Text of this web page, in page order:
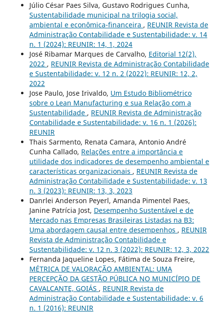
Júlio César Paes Silva, Gustavo Rodrigues Cunha,
Sustentabilidade municipal na trilogia social,
ambiental e econômica-financeira , REUNIR Revista de
Administração Contabilidade e Sustentabilidade: v. 14
n. 1 (2024): REUNIR: 14, 1, 2024
José Ribamar Marques de Carvalho, Editorial 12(2),
2022 , REUNIR Revista de Administração Contabilidade
e Sustentabilidade: v. 12 n. 2 (2022): REUNIR: 12, 2,
2022
Jose Paulo, Jose Irivaldo, Um Estudo Bibliométrico
sobre o Lean Manufacturing e sua Relação com a
Sustentabilidade , REUNIR Revista de Administração
Contabilidade e Sustentabilidade: v. 16 n. 1 (2026):
REUNIR
Thais Sarmento, Renata Camara, Antonio André
Cunha Callado, Relações entre a importância e
utilidade dos indicadores de desempenho ambiental e
características organizacionais , REUNIR Revista de
Administração Contabilidade e Sustentabilidade: v. 13
n. 3 (2023): REUNIR: 13, 3, 2023
Danrlei Anderson Peyerl, Amanda Pimentel Paes,
Janine Patrícia Jost, Desempenho Sustentável e de
Mercado nas Empresas Brasileiras Listadas na B3:
Uma abordagem causal entre desempenhos , REUNIR
Revista de Administração Contabilidade e
Sustentabilidade: v. 12 n. 3 (2022): REUNIR: 12, 3, 2022
Fernanda Jaqueline Lopes, Fátima de Souza Freire,
MÉTRICA DE VALORAÇÃO AMBIENTAL: UMA
PERCEPÇÃO DA GESTÃO PÚBLICA NO MUNICÍPIO DE
CAVALCANTE, GOIÁS , REUNIR Revista de
Administração Contabilidade e Sustentabilidade: v. 6
n. 1 (2016): REUNIR